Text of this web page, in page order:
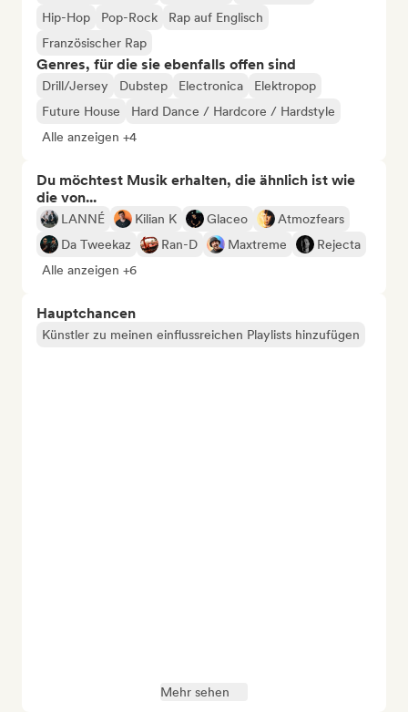
Hip-Hop
Pop-Rock
Rap auf Englisch
Französischer Rap
Genres, für die sie ebenfalls offen sind
Drill/Jersey Dubstep Electronica
Elektropop
Future House
Hard Dance / Hardcore / Hardstyle
Alle anzeigen +4
Du möchtest Musik erhalten, die ähnlich ist wie
die von...
LANNÉ Kilian K Glaceo
Atmozfears
Da Tweekaz
Ran-D Maxtreme
Rejecta
Alle anzeigen +6
Hauptchancen
Künstler zu meinen einflussreichen Playlists hinzufügen
Mehr sehen